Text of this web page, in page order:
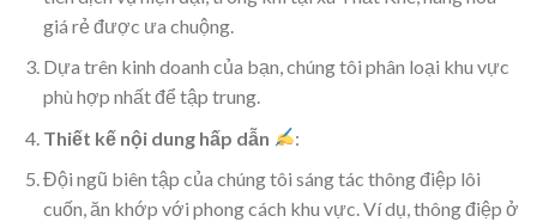
giá rẻ được ưa chuộng.
Dựa trên kinh doanh của bạn, chúng tôi phân loại khu vực
phù hợp nhất để tập trung.
Thiết kế nội dung hấp dẫn
:
Đội ngũ biên tập của chúng tôi sáng tác thông điệp lôi
cuốn, ăn khớp với phong cách khu vực. Ví dụ, thông điệp ở